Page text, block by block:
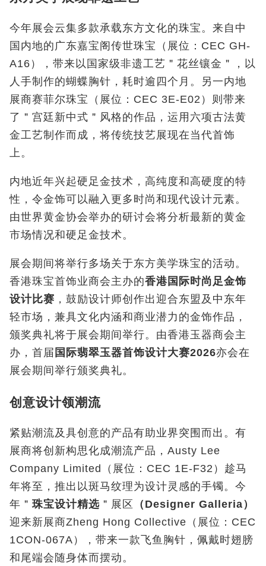
今年展会云集多款承载东方文化的珠宝。来自中
国内地的广东嘉宝阁传世珠宝（展位：CEC GH-
A16 ），带来以国家级非遗工艺＂花丝镶金＂，以
人手制作的蝴蝶胸针，耗时逾四个月。另一内地
展商赛菲尔珠宝（展位： CEC 3E-E02 ）则带来
了＂宫廷新中式＂风格的作品，运用六项古法黄
金工艺制作而成，将传统技艺展现在当代首饰
上。
内地近年兴起硬足金技术，高纯度和高硬度的特
性，令金饰可以融入更多时尚和现代设计元素。
由世界黄金协会举办的研讨会将分析最新的黄金
市场情况和硬足金技术。
展会期间将举行多场关于东方美学珠宝的活动。
香港珠宝首饰业商会主办的香港国际时尚足金饰
设计比赛 ，鼓励设计师创作出迎合东盟及中东年
轻市场，兼具文化内涵和商业潜力的金饰作品，
颁奖典礼将于展会期间举行。由香港玉器商会主
办，首届 国际翡翠玉器首饰设计大赛2026亦会在
展会期间举行颁奖典礼。
创意设计领潮流
紧贴潮流及具创意的产品有助业界突围而出。有
展商将创新构思化成潮流产品，Austy Lee
Company Limited
（展位： CEC 1E-F32 ）趁马
年将至，推出以斑马纹理为设计灵感的手镯。今
年＂ 珠宝设计精选 ＂展区 （ Designer Galleria）
迎来新展商Zheng Hong Collective （展位： CEC
1CON-067A ），带来一款飞鱼胸针，佩戴时翅膀
和尾端会随身体而摆动。